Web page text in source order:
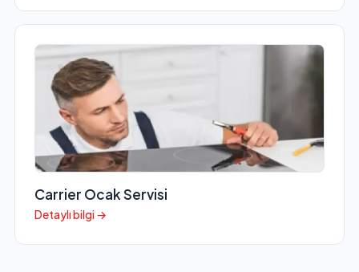
Carrier Ocak Servisi
Detaylı bilgi →